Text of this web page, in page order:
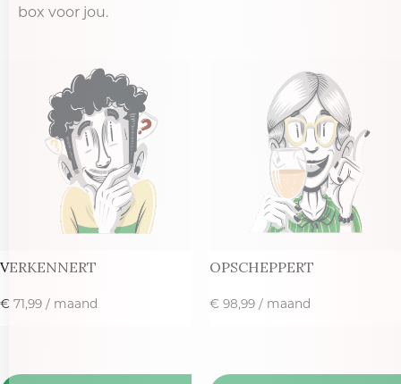
box voor jou.​
VERKENNERT
€ 71,99 / maand
OPSCHEPPERT
€ 98,99 / maand